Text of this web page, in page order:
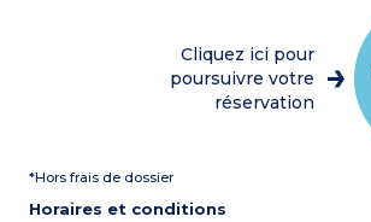
1 chambre avec 1 lit double
2 chambres avec 2 lits
simples (80 x 190 cm)
Salle d'eau avec douche et
avec salon de jardin
personnes
Cliquez ici pour
poursuivre votre
réservation
*Hors frais de dossier
Horaires et conditions